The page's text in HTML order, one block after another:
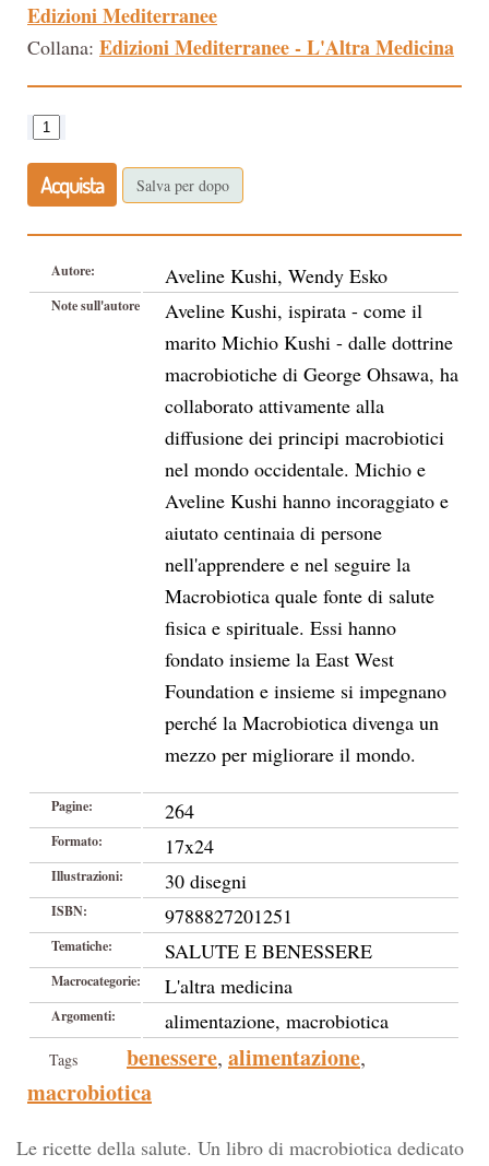
Edizioni Mediterranee
Collana: Edizioni Mediterranee - L'Altra Medicina
Acquista Salva per dopo
Autore: Aveline Kushi, Wendy Esko
Note sull'autore
Aveline Kushi, ispirata - come il
marito Michio Kushi - dalle dottrine
macrobiotiche di George Ohsawa, ha
collaborato attivamente alla
diffusione dei principi macrobiotici
nel mondo occidentale. Michio e
Aveline Kushi hanno incoraggiato e
aiutato centinaia di persone
nell'apprendere e nel seguire la
Macrobiotica quale fonte di salute
fisica e spirituale. Essi hanno
fondato insieme la East West
Foundation e insieme si impegnano
perché la Macrobiotica divenga un
mezzo per migliorare il mondo.
Pagine: 264
Formato: 17x24
Illustrazioni: 30 disegni
ISBN: 9788827201251
Tematiche: SALUTE E BENESSERE
Macrocategorie: L'altra medicina
Argomenti: alimentazione, macrobiotica
Tags benessere, alimentazione,
macrobiotica
Le ricette della salute. Un libro di macrobiotica dedicato